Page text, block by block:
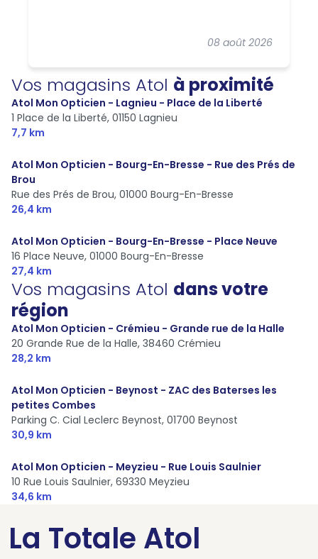
08 août 2026
Vos magasins Atol à proximité
Atol Mon Opticien - Lagnieu - Place de la Liberté
1 Place de la Liberté, 01150 Lagnieu
7,7 km
Atol Mon Opticien - Bourg-En-Bresse - Rue des Prés de
Brou
Rue des Prés de Brou, 01000 Bourg-En-Bresse
26,4 km
Atol Mon Opticien - Bourg-En-Bresse - Place Neuve
16 Place Neuve, 01000 Bourg-En-Bresse
27,4 km
Vos magasins Atol dans votre
région
Atol Mon Opticien - Crémieu - Grande rue de la Halle
20 Grande Rue de la Halle, 38460 Crémieu
28,2 km
Atol Mon Opticien - Beynost - ZAC des Baterses les
petites Combes
Parking C. Cial Leclerc Beynost, 01700 Beynost
30,9 km
Atol Mon Opticien - Meyzieu - Rue Louis Saulnier
10 Rue Louis Saulnier, 69330 Meyzieu
34,6 km
La Totale Atol